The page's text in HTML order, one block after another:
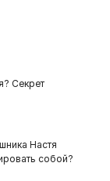
Секрет
Настя
собой?